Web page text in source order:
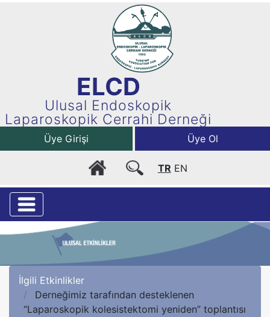
ELCD
Ulusal Endoskopik
Laparoskopik Cerrahi Derneği
Üye Ol
Üye Girişi
TR EN
İlgili Etkinlikler
Derneğimiz tarafından desteklenen
“Laparoskopik kolesistektomi yeniden” toplantısı